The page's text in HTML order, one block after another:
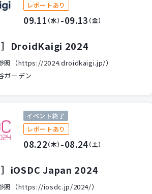
レポートあり
09.11 （水） -09.13 （金）
］DroidKaigi 2024
照（https://2024.droidkaigi.jp/）
ガーデン
イベント終了
レポートあり
08.22（木） -08.24（土）
］iOSDC Japan 2024
照（https://iosdc.jp/2024/）